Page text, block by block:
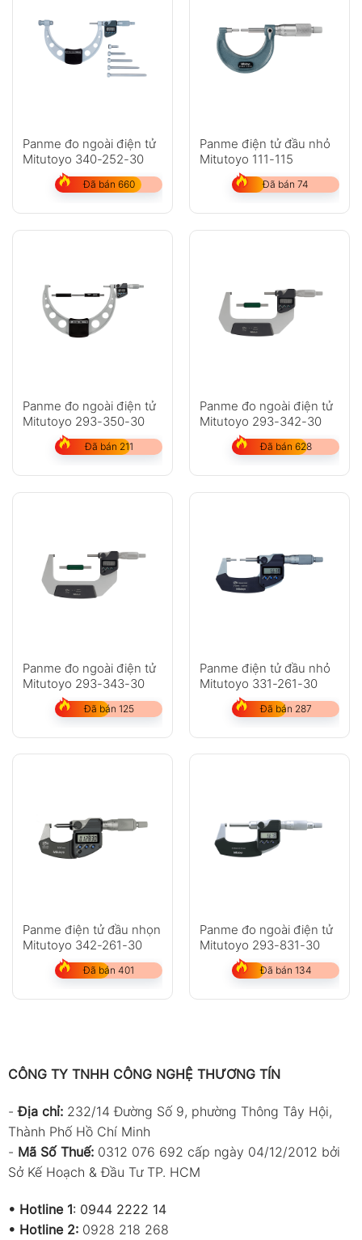
Panme đo ngoài điện tử
Mitutoyo 340-252-30
Đã bán 660
Panme điện tử đầu nhỏ
Mitutoyo 111-115
Đã bán 74
Panme đo ngoài điện tử
Mitutoyo 293-350-30
Đã bán 211
Panme đo ngoài điện tử
Mitutoyo 293-342-30
Đã bán 628
Panme đo ngoài điện tử
Mitutoyo 293-343-30
Đã bán 125
Panme điện tử đầu nhỏ
Mitutoyo 331-261-30
Đã bán 287
Panme điện tử đầu nhọn
Mitutoyo 342-261-30
Đã bán 401
Panme đo ngoài điện tử
Mitutoyo 293-831-30
Đã bán 134
CÔNG TY TNHH CÔNG NGHỆ THƯƠNG TÍN
-Địa chỉ: 232/14 Đường Số 9, phường Thông Tây Hội,
Thành Phố Hồ Chí Minh
- Mã Số Thuế: 0312 076 692 cấp ngày 04/12/2012 bởi
Sở Kế Hoạch & Đầu Tư TP. HCM
• Hotline 1: 0944 2222 14
• Hotline 2: 0928 218 268